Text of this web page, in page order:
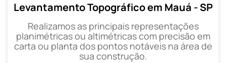
Levantamento Topográfico em Mauá - SP
Realizamos as principais representações
planimétricas ou altimétricas com precisão em
carta ou planta dos pontos notáveis na área de
sua construção.